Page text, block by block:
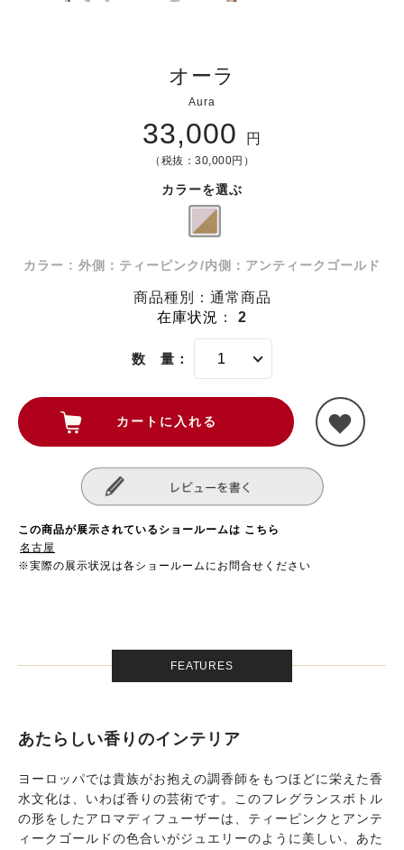
オーラ
Aura
33,000 円
（税抜：30,000円）
カラーを選ぶ
カラー : 外側：ティーピンク/内側：アンティークゴールド
商品種別：通常商品
在庫状況 ： 2
数 量：
この商品が展示されているショールームは こちら
名古屋
※実際の展示状況は各ショールームにお問合せください
FEATURES
あたらしい香りのインテリア
ヨーロッパでは貴族がお抱えの調香師をもつほどに栄えた香
水文化は、いわば香りの芸術です。このフレグランスボトル
の形をしたアロマディフューザーは、ティーピンクとアンテ
ィークゴールドの色合いがジュエリーのように美しい、あた